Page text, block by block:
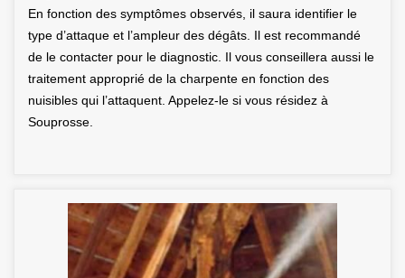
En fonction des symptômes observés, il saura identifier le
type d’attaque et l’ampleur des dégâts. Il est recommandé
de le contacter pour le diagnostic. Il vous conseillera aussi le
traitement approprié de la charpente en fonction des
nuisibles qui l’attaquent. Appelez-le si vous résidez à
Souprosse.